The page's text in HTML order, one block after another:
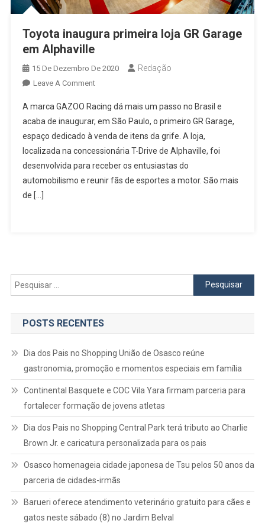
Toyota inaugura primeira loja GR Garage
em Alphaville
15 De Dezembro De 2020 Redação
Leave A CommentOn
Inaugura
Primeira
Loja
GR
Garage
Em
A marca GAZOO Racing dá mais um passo no Brasil e
acaba de inaugurar, em São Paulo, o primeiro GR Garage,
espaço dedicado à venda de itens da grife. A loja,
localizada na concessionária T-Drive de Alphaville, foi
desenvolvida para receber os entusiastas do
automobilismo e reunir fãs de esportes a motor. São mais
de […]
Pesquisar
por:
POSTS RECENTES
Dia dos Pais no Shopping União de Osasco reúne
gastronomia, promoção e momentos especiais em família
Continental Basquete e COC Vila Yara firmam parceria para
fortalecer formação de jovens atletas
Dia dos Pais no Shopping Central Park terá tributo ao Charlie
Brown Jr. e caricatura personalizada para os pais
Osasco homenageia cidade japonesa de Tsu pelos 50 anos da
parceria de cidades-irmãs
Barueri oferece atendimento veterinário gratuito para cães e
gatos neste sábado (8) no Jardim Belval